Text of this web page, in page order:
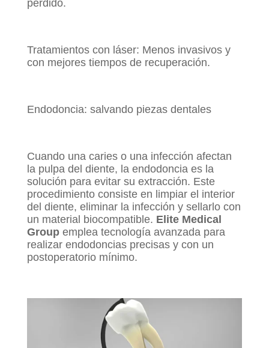
perdido.
Tratamientos con láser: Menos invasivos y
con mejores tiempos de recuperación.
Endodoncia: salvando piezas dentales
Cuando una caries o una infección afectan
la pulpa del diente, la endodoncia es la
solución para evitar su extracción. Este
procedimiento consiste en limpiar el interior
del diente, eliminar la infección y sellarlo con
un material biocompatible. Elite Medical
Groupemplea tecnología avanzada para
realizar endodoncias precisas y con un
postoperatorio mínimo.